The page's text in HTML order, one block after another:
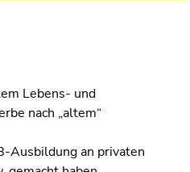
Lebens- und
nach „altem“
Ausbildung an privaten